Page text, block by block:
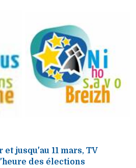
jusqu'au 11 mars, TV
des élections